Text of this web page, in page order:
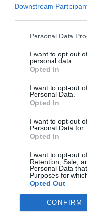
Downstream
Personal Data
I want to opt-out
personal data.
Opted In
I want to opt-out
Personal Data.
Opted In
I want to opt-out
Personal Data for
Opted In
I want to opt-out
Retention, Sale,
Personal Data
Purposes for
Opted Out
CONFIRM
32 laipsnių šilumos
Žinios | Orai
Nufilmavo, kaip
vaizdas pribloškia
Ukrainos politikoje:
Laidos | Nauja diena